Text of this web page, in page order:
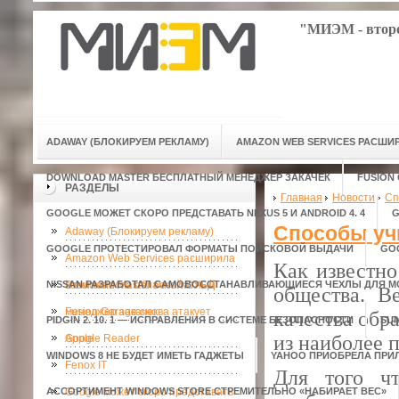
"МИЭМ -
ADAWAY (БЛОКИРУЕМ РЕКЛАМУ) AMAZON WEB SERVICES
DOWNLOAD MASTER БЕСПЛАТНЫЙ МЕНЕДЖЕР ЗАКАЧЕК
GOOGLE МОЖЕТ СКОРО ПРЕДСТАВАТЬ NEXUS 5 И ANDROID 4. 4
GOOGLE ПРОТЕСТИРОВАЛ ФОРМАТЫ ПОИСКОВОЙ ВЫДАЧИ
NISSAN РАЗРАБОТАЛ САМОВОССТАНАВЛИВАЮЩИЕСЯ ЧЕХЛЫ ДЛЯ
PIDGIN 2. 10. 1 — ИСПРАВЛЕНИЯ В СИСТЕМЕ БЕЗОПАСНОСТИ
WINDOWS 8 НЕ БУДЕТ ИМЕТЬ ГАДЖЕТЫ YAHOO ПРИОБРЕЛА
АССОРТИМЕНТ WINDOWS STORE СТРЕМИТЕЛЬНО «НАБИРАЕТ ВЕС»
РАЗДЕЛЫ
Adaway (Блокируем рекламу)
Amazon Web Services расширила
возможности облачной СУБД
Download Master бесплатный
менеджер закачек
Fusion Garage снова атакует
Apple
Google Reader
Fenox IT
Google может скоро представать
Главная Новости
Способы
Как
общества.
качества
из наиболее
Для того